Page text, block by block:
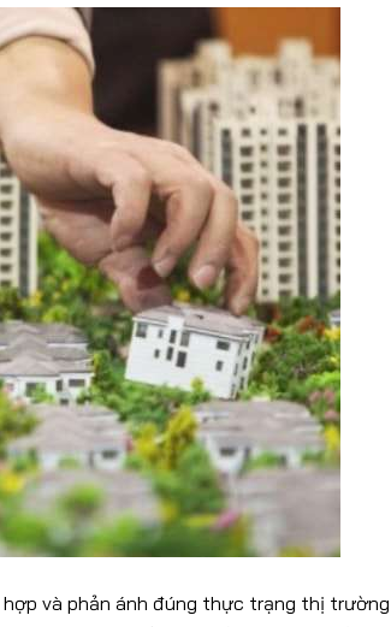
và phản ánh đúng thực trạng thị trường